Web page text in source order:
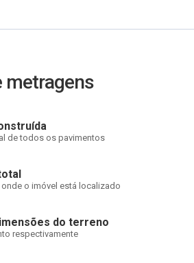
metragens
de todos os pavimentos
o imóvel está localizado
do terreno
respectivamente